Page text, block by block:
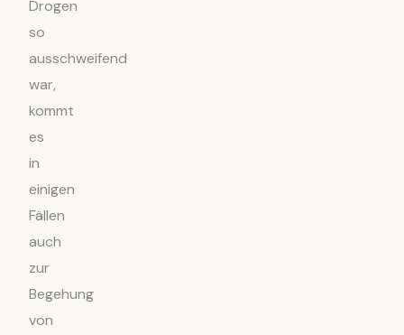
Drogen
so
ausschweifend
war,
kommt
es
in
einigen
Fällen
auch
zur
Begehung
von